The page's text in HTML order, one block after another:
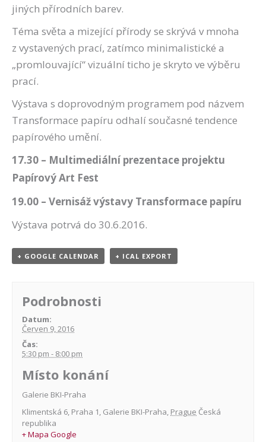
jiných přírodních barev.
Téma světa a mizející přírody se skrývá v mnoha
z vystavených prací, zatímco minimalistické a
„promlouvající“ vizuální ticho je skryto ve výběru
prací.
Výstava s doprovodným programem pod názvem
Transformace papíru odhalí současné tendence
papírového umění.
17.30 – Multimediální prezentace projektu
Papírový Art Fest
19.00 – Vernisáž výstavy Transformace papíru
Výstava potrvá do 30.6.2016.
+ GOOGLE CALENDAR + ICAL EXPORT
Podrobnosti
Datum:
Červen 9, 2016
Čas:
5:30 pm - 8:00 pm
Místo konání
Galerie BKI-Praha
Klimentská 6, Praha 1, Galerie BKI-Praha, Prague Česká
republika
+ Mapa Google